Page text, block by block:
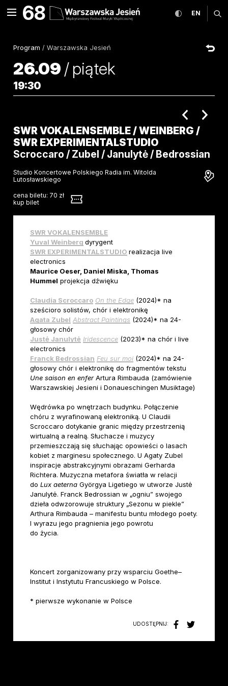
SWR VOKALENSEMBLE /
rozwiń menu
MENU68 przełącz
EN
Program / Warszawska Jesień
26.09 / piątek
19:30
SWR VOKALENSEMBLE / WEINBERG /
SWR EXPERIMENTALSTUDIO
Scroccaro / Zubel / Janulytė / Bedrossian
Studio Koncertowe Polskiego Radia im. Witolda
Lutosławskiego
cena biletu: 70 zł
kup bilet
SWR VOKALENSEMBLE
Yuval Weinberg dyrygent
SWR EXPERIMENTALSTUDIO realizacja live
electronics
Maurice Oeser, Daniel Miska, Thomas
Hummel projekcja dźwięku
Claudia Scroccaro On the Edge(2024)* na
sześcioro solistów, chór i elektronikę
Agata Zubel Abstract Paintings (2024)* na 24-
głosowy chór
Justė Janulytė Iridescence(2023)* na chór i live
electronics
Franck Bedrossian Feu sur moi (2024)* na 24-
głosowy chór i elektronikę do fragmentów tekstu
Une saison en enferArtura Rimbauda (zamówienie
Warszawskiej Jesieni i Donaueschingen Musiktage)
Wędrówka po wnętrzach budynku. Połączenie
chóru z wyrafinowaną elektroniką. U Claudii
Scroccaro dotykanie granic między przestrzenią
wirtualną a realną. Słuchacze i muzycy
przemieszczają się słuchając opowieści o lasach
kobiet z marginesu społecznego. U Agaty Zubel
inspiracje abstrakcyjnymi obrazami Gerharda
Richtera. Muzyczna metafora światła w relacji
do Lux aeterna Györgya Ligetiego w utworze Justė
Janulytė. Franck Bedrossian w „ogniu” swojego
dzieła odwzorowuje struktury „Sezonu w piekle”
Arthura Rimbauda – manifestu buntu młodego poety.
I wyrazu jego pragnienia jego powrotu
do życia.
Koncert zorganizowany przy wsparciu Goethe–
Institut i Instytutu Francuskiego w Polsce.
* pierwsze wykonanie w Polsce
UDOSTĘPNIJ: